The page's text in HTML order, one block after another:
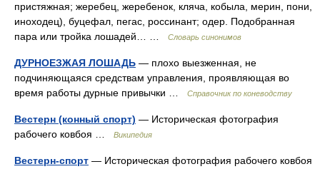
пристяжная; жеребец, жеребенок, кляча, кобыла, мерин, пони,
иноходец), буцефал, пегас, россинант; одер. Подобранная
пара или тройка лошадей… …
Словарь синонимов
ДУРНОЕЗЖАЯ ЛОШАДЬ — плохо выезженная, не
подчиняющаяся средствам управления, проявляющая во
время работы дурные привычки …
Справочник по коневодству
Вестерн (конный спорт) — Историческая фотография
рабочего ковбоя …
Википедия
Вестерн-спорт — Историческая фотография рабочего ковбоя